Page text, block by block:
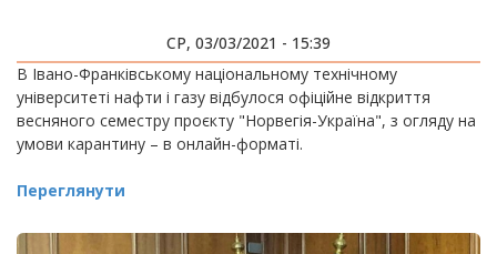
СР, 03/03/2021 - 15:39
В Івано-Франківському національному технічному
університеті нафти і газу відбулося офіційне відкриття
весняного семестру проєкту "Норвегія-Україна", з огляду на
умови карантину – в онлайн-форматі.
Переглянути